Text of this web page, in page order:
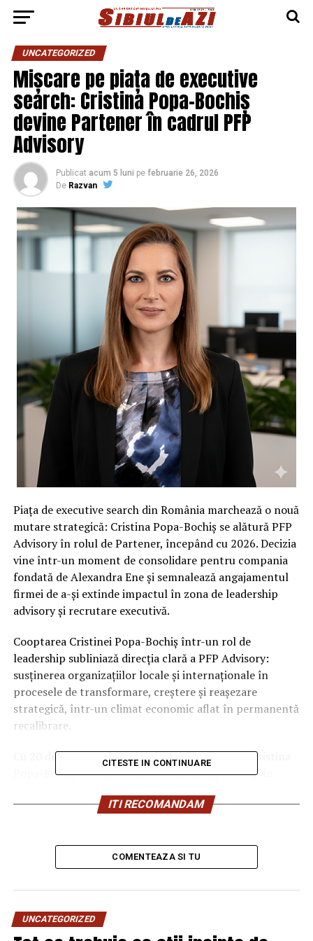
UNCATEGORIZED
Mișcare pe piața de executive
search: Cristina Popa-Bochiș
devine Partener în cadrul PFP
Advisory
Publicat acum 5 luni pe februarie 26, 2026
De Razvan
Piața de executive search din România marchează o nouă
mutare strategică: Cristina Popa-Bochiș se alătură PFP
Advisory în rolul de Partener, începând cu 2026. Decizia
vine într-un moment de consolidare pentru compania
fondată de Alexandra Ene și semnalează angajamentul
firmei de a-și extinde impactul în zona de leadership
advisory și recrutare executivă.
Cooptarea Cristinei Popa-Bochiș într-un rol de
leadership subliniază direcția clară a PFP Advisory:
susținerea organizațiilor locale și internaționale în
procesele de transformare, creștere și reașezare
strategică, într-un climat economic aflat în permanentă
recalibrare.
Cu 20 de ani de experiență în executive search, Cristina
Popa-Bochiș este unul dintre consultanții de top în
coordonat mandate complexe de recrutare și evaluare
de Est. Este absolventă CIPD și certificată Hogan, iar
portofoliul său include proiecte în automotive,
productie industriala, energie regenerabilă, construcții,
CITESTE IN CONTINUARE
ITI RECOMANDAM
COMENTEAZA SI TU
UNCATEGORIZED